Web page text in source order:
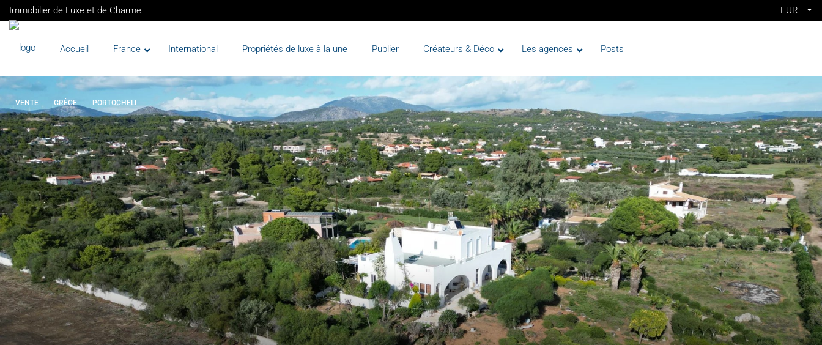
Immobilier de Luxe et de Charme EUR
Accueil France International Propriétés de luxe à la une Publier Créateurs & Déco Les agences Posts
VENTE GRÈCE PORTOCHELI